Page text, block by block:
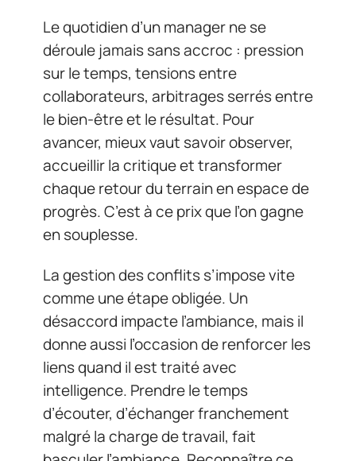
Le quotidien d’un manager ne se
déroule jamais sans accroc : pression
sur le temps, tensions entre
collaborateurs, arbitrages serrés entre
le bien-être et le résultat. Pour
avancer, mieux vaut savoir observer,
accueillir la critique et transformer
chaque retour du terrain en espace de
progrès. C’est à ce prix que l’on gagne
en souplesse.
La gestion des conflits s’impose vite
comme une étape obligée. Un
désaccord impacte l’ambiance, mais il
donne aussi l’occasion de renforcer les
liens quand il est traité avec
intelligence. Prendre le temps
d’écouter, d’échanger franchement
malgré la charge de travail, fait